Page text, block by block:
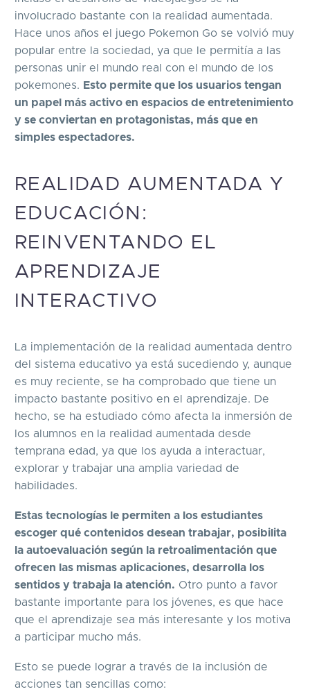
involucrado bastante con la realidad aumentada.
Hace unos años el juego Pokemon Go se volvió muy
popular entre la sociedad, ya que le permitía a las
personas unir el mundo real con el mundo de los
pokemones. Esto permite que los usuarios tengan
un papel más activo en espacios de entretenimiento
y se conviertan en protagonistas, más que en
simples espectadores.
REALIDAD AUMENTADA Y
EDUCACIÓN:
REINVENTANDO EL
APRENDIZAJE
INTERACTIVO
La implementación de la realidad aumentada dentro
del sistema educativo ya está sucediendo y, aunque
es muy reciente, se ha comprobado que tiene un
impacto bastante positivo en el aprendizaje. De
hecho, se ha estudiado cómo afecta la inmersión de
los alumnos en la realidad aumentada desde
temprana edad, ya que los ayuda a interactuar,
explorar y trabajar una amplia variedad de
habilidades.
Estas tecnologías le permiten a los estudiantes
escoger qué contenidos desean trabajar, posibilita
la autoevaluación según la retroalimentación que
ofrecen las mismas aplicaciones, desarrolla los
sentidos y trabaja la atención. Otro punto a favor
bastante importante para los jóvenes, es que hace
que el aprendizaje sea más interesante y los motiva
a participar mucho más.
Esto se puede lograr a través de la inclusión de
acciones tan sencillas como: